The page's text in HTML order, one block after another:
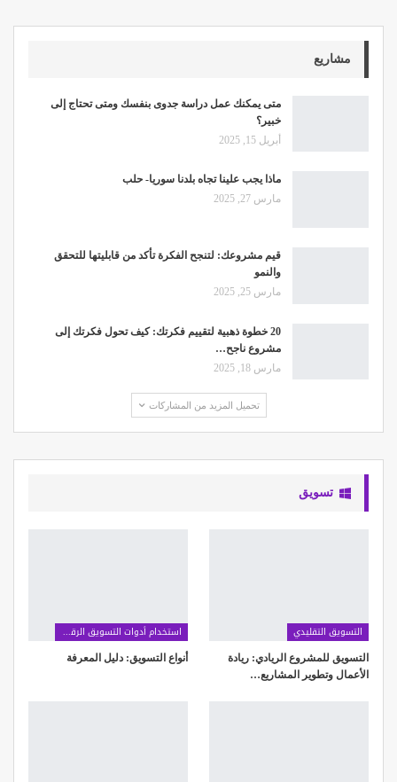
مشاريع
متى يمكنك عمل دراسة جدوى بنفسك ومتى تحتاج إلى
خبير؟
أبريل 15, 2025
ماذا يجب علينا تجاه بلدنا سوريا- حلب
مارس 27, 2025
قيم مشروعك: لتنجح الفكرة تأكد من قابليتها للتحقق
والنمو
مارس 25, 2025
20 خطوة ذهبية لتقييم فكرتك: كيف تحول فكرتك إلى
مشروع ناجح…
مارس 18, 2025
تحميل المزيد من المشاركات
تسويق
التسويق التقليدي
التسويق للمشروع الريادي: ريادة
الأعمال وتطوير المشاريع…
استخدام أدوات التسويق الرقمي
أنواع التسويق: دليل المعرفة